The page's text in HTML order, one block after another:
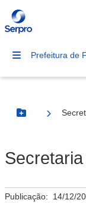
Prefeitura de
Botão Menu
Publicação: 14/12/